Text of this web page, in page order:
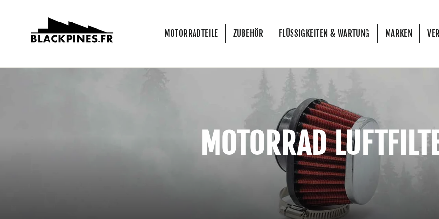
MOTORRADTEILE ZUBEHÖR FLÜSSIGKEITEN & WARTUNG MARKEN
MOTORRAD